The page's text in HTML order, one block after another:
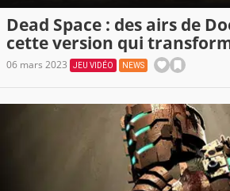
Dead Space : des airs de
cette version qui
06 mars 2023 JEU VIDÉO NEWS